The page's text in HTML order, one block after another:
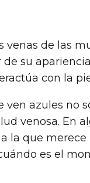
venas de las
de su
con la
ven azules no
venosa. En
la que
es el